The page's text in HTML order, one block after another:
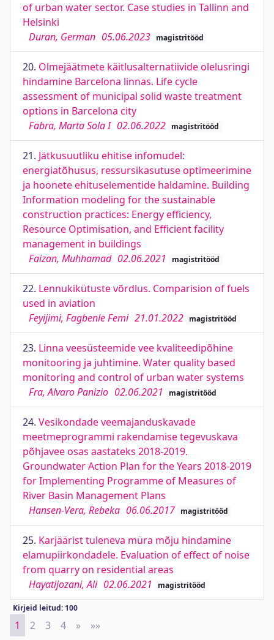
of urban water sector. Case studies in Tallinn and
Helsinki
Duran, German 05.06.2023 magistritööd
20. Olmejäätmete käitlusalternatiivide olelusringi
hindamine Barcelona linnas. Life cycle
assessment of municipal solid waste treatment
options in Barcelona city
Fabra, Marta Sola I 02.06.2022 magistritööd
21. Jätkusuutliku ehitise infomudel:
energiatõhusus, ressursikasutuse optimeerimine
ja hoonete ehituselementide haldamine. Building
Information modeling for the sustainable
construction practices: Energy efficiency,
Resource Optimisation, and Efficient facility
management in buildings
Faizan, Muhhamad 02.06.2021 magistritööd
22. Lennukikütuste võrdlus. Comparision of fuels
used in aviation
Feyijimi, Fagbenle Femi 21.01.2022 magistritööd
23. Linna veesüsteemide vee kvaliteedipõhine
monitooring ja juhtimine. Water quality based
monitoring and control of urban water systems
Fra, Alvaro Panizio 02.06.2021 magistritööd
24. Vesikondade veemajanduskavade
meetmeprogrammi rakendamise tegevuskava
põhjavee osas aastateks 2018-2019.
Groundwater Action Plan for the Years 2018-2019
for Implementing Programme of Measures of
River Basin Management Plans
Hansen-Vera, Rebeka 06.06.2017 magistritööd
25. Karjäärist tuleneva müra mõju hindamine
elamupiirkondadele. Evaluation of effect of noise
from quarry on residential areas
Hayatijozani, Ali 02.06.2021 magistritööd
Kirjeid leitud: 100
1 2 3 4 » Next
»»